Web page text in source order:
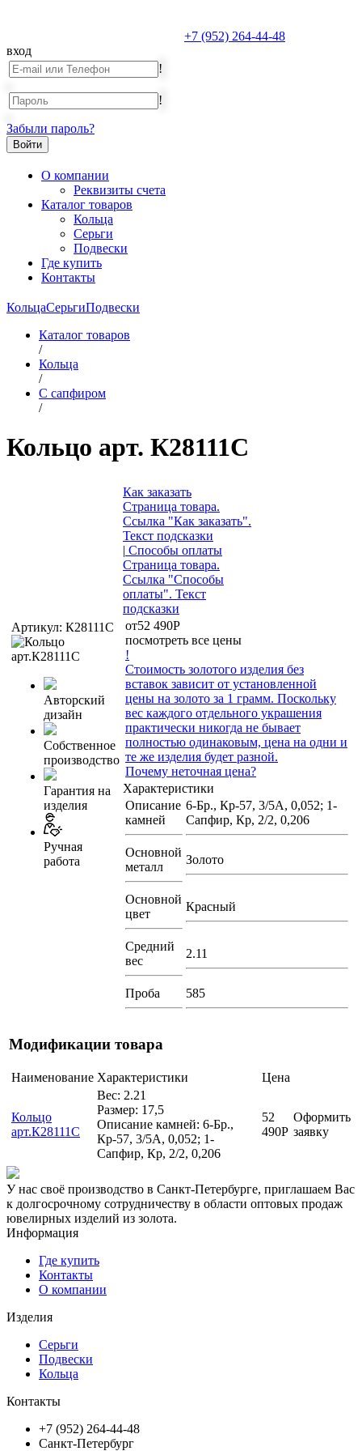
+7 (952) 264-44-48
вход
!
!
Забыли пароль?
О компании
Реквизиты счета
Каталог товаров
Кольца
Серьги
Подвески
Где купить
Контакты
КольцаСерьгиПодвески
Каталог товаров
/
Кольца
/
C сапфиром
/
Кольцо арт. К28111С
Артикул: К28111С
Авторский
дизайн
Собственное
производство
Гарантия на
изделия
Ручная
работа
Как заказать
Страница товара.
Ссылка "Как заказать".
Текст подсказки
| Способы оплаты
Страница товара.
Ссылка "Способы
оплаты". Текст
подсказки
от52 490Р
посмотреть все цены
!
Стоимость золотого изделия без
вставок зависит от установленной
цены на золото за 1 грамм. Поскольку
вес каждого отдельного украшения
практически никогда не бывает
полностью одинаковым, цена на одни и
те же изделия будет разной.
Почему неточная цена?
Характеристики
Описание
камней
6-Бр., Кр-57, 3/5А, 0,052; 1-
Сапфир, Кр, 2/2, 0,206
Основной
металл
Золото
Основной
цвет
Красный
Средний
вес
2.11
Проба 585
Модификации товара
Наименование Характеристики Цена
Кольцо
арт.К28111С
Вес: 2.21
Размер: 17,5
Описание камней: 6-Бр.,
Кр-57, 3/5А, 0,052; 1-
Сапфир, Кр, 2/2, 0,206
52
490Р
Оформить
заявку
У нас своё производство в Санкт-Петербурге, приглашаем Вас
к долгосрочному сотрудничеству в области оптовых продаж
ювелирных изделий из золота.
Информация
Где купить
Контакты
О компании
Изделия
Серьги
Подвески
Кольца
Контакты
+7 (952) 264-44-48
Санкт-Петербург